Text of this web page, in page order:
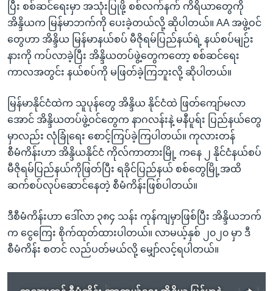
ပြီး စစ်ဆင်ရေးမှာ အသုံးပြုဖို့ စစ်လက်နက် ကိရိယာတွေကို
အိန္ဒိယက မြန်မာဘက်ကို ပေးခဲ့တယ်လို့ ဆိုပါတယ်။ AA အဖွဲ့ဝင်
တွေဟာ အိန္ဒိယ မြန်မာနယ်စပ် မီဇိုရမ်ပြည်နယ်ရဲ့ နယ်စပ်မျဉ်း
နားကို ကပ်လာခဲ့ပြီး အိန္ဒိယတပ်ဖွဲ့တွေကတော့ စစ်ဆင်ရေး
ကာလအတွင်း နယ်စပ်ကို မဖြတ်ခဲ့ကြဘူးလို့ ဆိုပါတယ်။
မြန်မာနိုင်ငံထဲက သူပုန်တွေ အိန္ဒိယ နိုင်ငံထဲ ဖြတ်ကျော်မလာ
အောင် အိန္ဒိယတပ်ဖွဲ့ဝင်တွေက နာဂလန်းနဲ့ မနီပူရ်း ပြည်နယ်တွေ
မှာလည်း လုံခြုံရေး စောင့်ကြပ်ခဲ့ကြပါတယ်။ ကုလားတန်
စီမံကိန်းဟာ အိန္ဒိယနိုင်ငံ ကိုလ်ကာတားမြို့ ကနေ ၂ နိုင်ငံနယ်စပ်
မီဇိုရမ်ပြည်နယ်ကိုဖြတ်ပြီး ရခိုင်ပြည်နယ် စစ်တွေမြို့အထိ
ဆက်စပ်လုပ်ဆောင်နေတဲ့ စီမံကိန်းဖြစ်ပါတယ်။
ဒီစီမံကိန်းဟာ ဒေါ်လာ ၃၈၄ သန်း ကုန်ကျမှာဖြစ်ပြီး အိန္ဒိယဘက်
က ငွေကြေး စိုက်ထုတ်ထားပါတယ်။ လာမယ့်နှစ် ၂၀၂၀ မှာ ဒီ
စီမံကိန်း စတင် လည်ပတ်မယ်လို့ မျှော်လင့်ရပါတယ်။